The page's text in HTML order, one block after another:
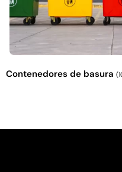
Contenedores de basura